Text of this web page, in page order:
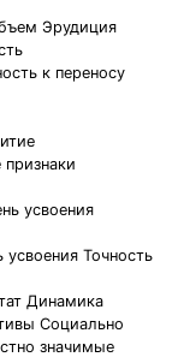
Эрудиция
к переносу
усвоения
Точность
Динамика
Социально
значимые